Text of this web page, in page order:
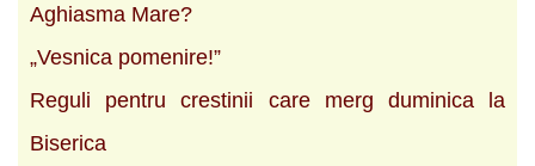
Aghiasma Mare?
„Vesnica pomenire!”
Reguli pentru crestinii care merg duminica la
Biserica